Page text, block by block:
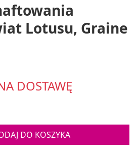
Lotusu, Graine
DOSTAWĘ
DO KOSZYKA